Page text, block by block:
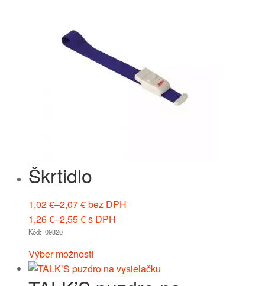
Škrtidlo
1,02€–2,07€bez DPH
1,26€–2,55€s DPH
Kód: 09820
Výber možností